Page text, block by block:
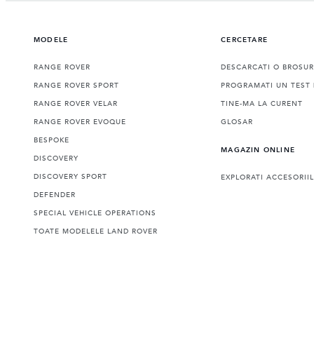
MODELE
RANGE ROVER
RANGE ROVER SPORT
RANGE ROVER VELAR
RANGE ROVER EVOQUE
BESPOKE
DISCOVERY
DISCOVERY SPORT
DEFENDER
SPECIAL VEHICLE OPERATIONS
TOATE MODELELE LAND ROVER
CERCETARE
DESCARCATI O
PROGRAMATI UN TEST
TINE-MA LA CURENT
GLOSAR
MAGAZIN ONLINE
EXPLORATI